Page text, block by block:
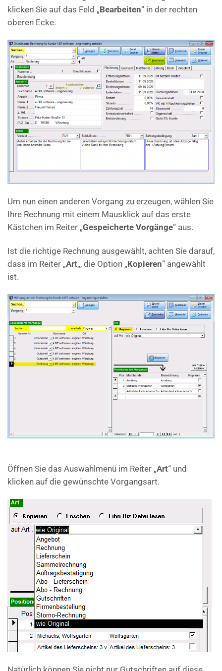
klicken Sie auf das Feld „Bearbeiten“ in der rechten
oberen Ecke.
Um nun einen anderen Vorgang zu erzeugen, wählen Sie
Ihre Rechnung mit einem Mausklick auf das erste
Kästchen im Reiter „Gespeicherte Vorgänge“ aus.
Ist die richtige Rechnung ausgewählt, achten Sie darauf,
dass im Reiter „Art„, die Option „Kopieren“ angewählt
ist.
Öffnen Sie das Auswahlmenü im Reiter „Art“ und
klicken auf die gewünschte Vorgangsart.